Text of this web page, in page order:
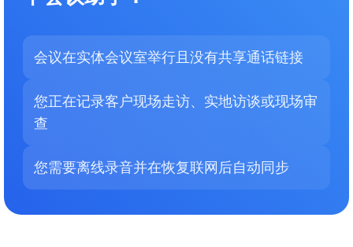
会议在实体会议室举行且没有共享通话链接
您正在记录客户现场走访、实地访谈或现场审
查
您需要离线录音并在恢复联网后自动同步